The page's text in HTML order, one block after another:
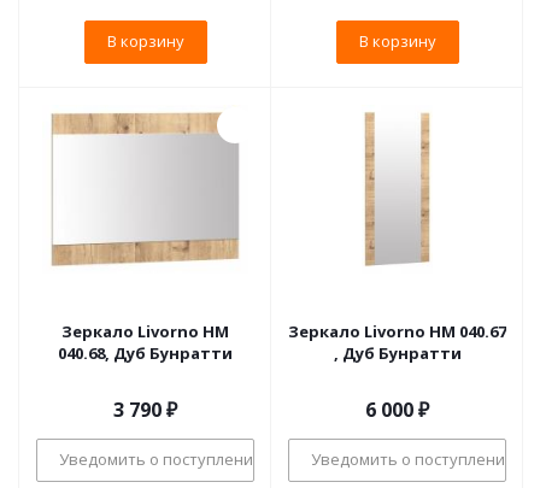
В корзину В корзину
Зеркало Livorno НМ
040.68, Дуб Бунратти
3 790₽
Уведомить о поступлении
Зеркало Livorno НМ 040.67
, Дуб Бунратти
6 000₽
Уведомить о поступлении